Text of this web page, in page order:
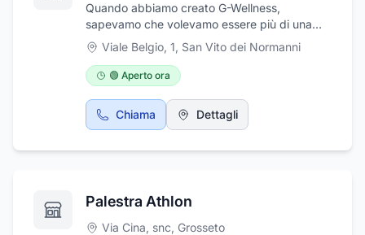
Quando abbiamo creato G-Wellness,
sapevamo che volevamo essere più di una
semplice palestra. Volevamo… e abbiamo
fatto in modo che chiunque varchi quella
porta vada incontro ad un nuovo modo di
intendere il fitness…. Chi entra alla G-Wellness
sceglie “la propria esperienza G-Wellness”. La
professionalità e la tecnologia sono gli
Wellness”. Vieni anche tu a vivere la tua
Viale Belgio, 1, San Vito dei Normanni
🟢 Aperto ora
Chiama Dettagli
Palestra Athlon
Via Cina, snc, Grosseto